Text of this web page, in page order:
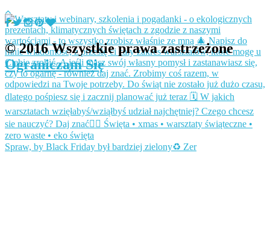
Spraw, by Black Friday był bardziej zielony♻️ Zer
© 2016 Wszystkie prawa zastrzeżone
Ograniczam Się